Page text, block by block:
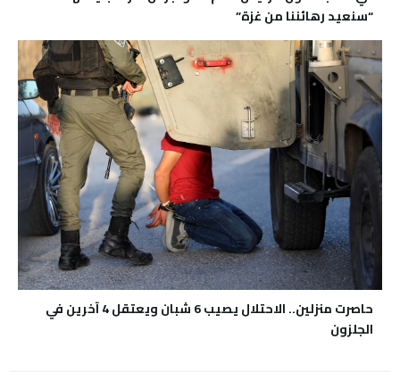
“سنعيد رهائننا من غزة”
حاصرت منزلين.. الاحتلال يصيب 6 شبان ويعتقل 4 آخرين في
الجلزون